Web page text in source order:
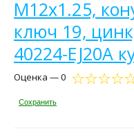
М12х1.25,
ключ 19,
40224-EJ20A
Оценка — 0
Сохранить